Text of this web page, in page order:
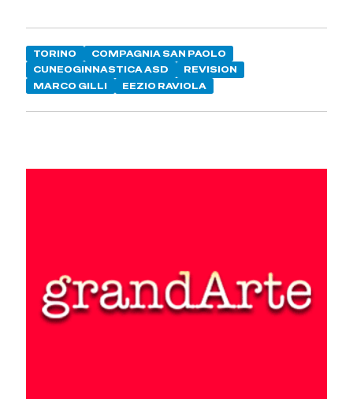
TORINO
COMPAGNIA SAN PAOLO
CUNEOGINNASTICA ASD
REVISION
MARCO GILLI
EEZIO RAVIOLA